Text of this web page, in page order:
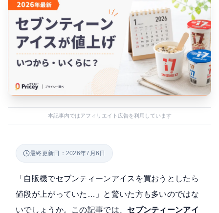
本記事内ではアフィリエイト広告を利用しています
最終更新日：2026年7月6日
「自販機でセブンティーンアイスを買おうとしたら
値段が上がっていた…」と驚いた方も多いのではな
いでしょうか。この記事では、 セブンティーンアイ